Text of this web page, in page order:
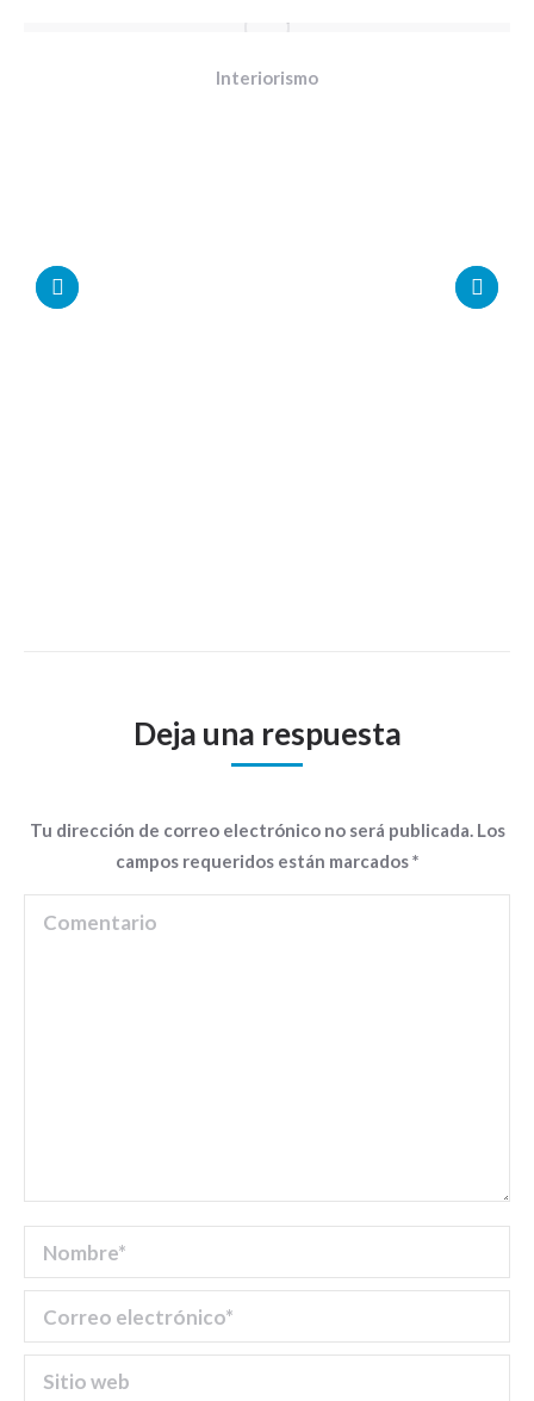
Interiorismo
Deja una respuesta
Tu dirección de correo electrónico no será publicada. Los
campos requeridos están marcados*
Comentario
Nombre *
Correo electrónico *
Sitio web